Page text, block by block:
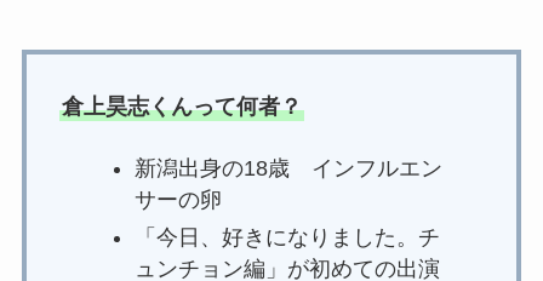
倉上昊志くんって何者？
新潟出身の18歳 インフルエン
サーの卵
「今日、好きになりました。チ
ュンチョン編」が初めての出演